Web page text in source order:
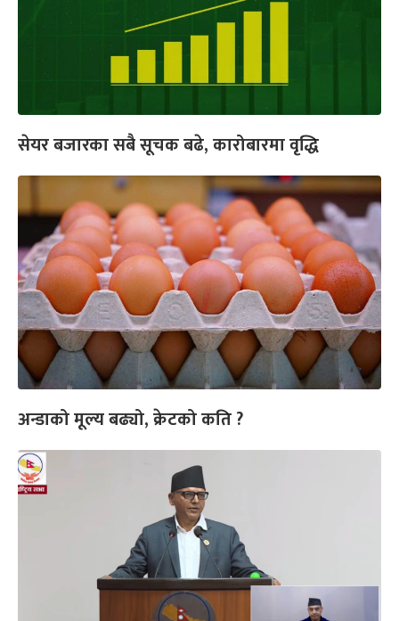
सेयर बजारका सबै सूचक बढे, कारोबारमा वृद्धि
अन्डाको मूल्य बढ्यो, क्रेटको कति ?